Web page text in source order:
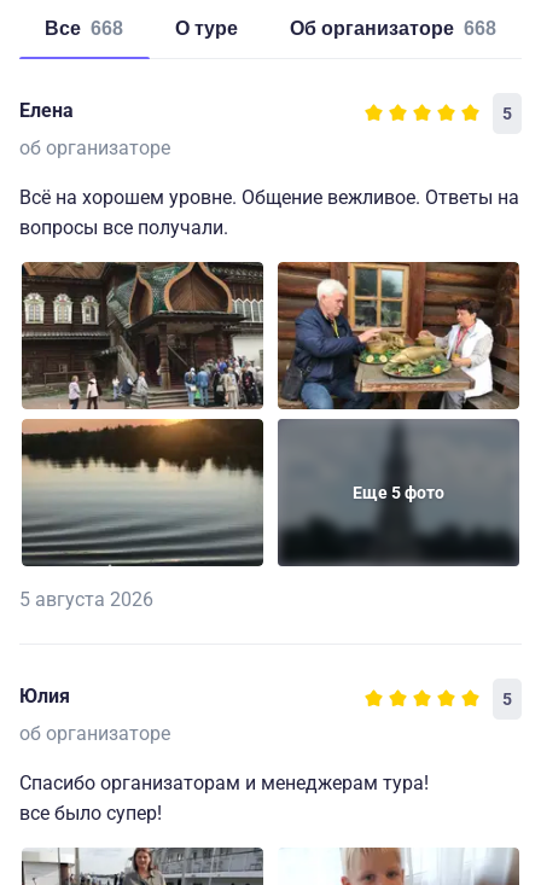
Все 668 о туре об организаторе 668
Елена 5
об организаторе
Всё на хорошем уровне. Общение вежливое. Ответы на
вопросы все получали.
Еще 5 фото
5 августа 2026
Юлия 5
об организаторе
Спасибо организаторам и менеджерам тура!
все было супер!